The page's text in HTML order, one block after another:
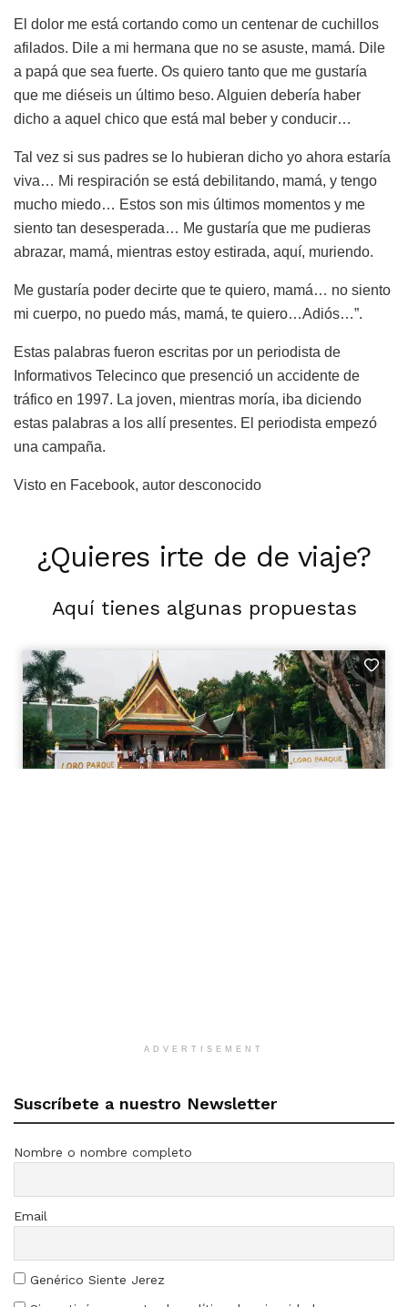
El dolor me está cortando como un centenar de cuchillos
afilados. Dile a mi hermana que no se asuste, mamá. Dile
a papá que sea fuerte. Os quiero tanto que me gustaría
que me diéseis un último beso. Alguien debería haber
dicho a aquel chico que está mal beber y conducir…
Tal vez si sus padres se lo hubieran dicho yo ahora estaría
viva… Mi respiración se está debilitando, mamá, y tengo
mucho miedo… Estos son mis últimos momentos y me
siento tan desesperada… Me gustaría que me pudieras
abrazar, mamá, mientras estoy estirada, aquí, muriendo.
Me gustaría poder decirte que te quiero, mamá… no siento
mi cuerpo, no puedo más, mamá, te quiero…Adiós…”.
Estas palabras fueron escritas por un periodista de
Informativos Telecinco que presenció un accidente de
tráfico en 1997. La joven, mientras moría, iba diciendo
estas palabras a los allí presentes. El periodista empezó
una campaña.
Visto en Facebook, autor desconocido
¿Quieres irte de de viaje?
Aquí tienes algunas propuestas
ADVERTISEMENT
Suscríbete a nuestro Newsletter
Nombre o nombre completo
Email
Genérico Siente Jerez